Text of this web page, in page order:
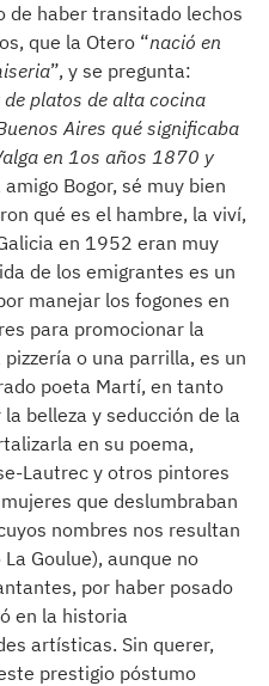
de haber transitado lechos
que la Otero “nació en
”, y se pregunta:
platos de alta cocina
Aires qué significaba
en 1os años 1870 y
amigo Bogor, sé muy bien
qué es el hambre, la viví,
en 1952 eran muy
de los emigrantes es un
manejar los fogones en
para promocionar la
o una parrilla, es un
poeta Martí, en tanto
belleza y seducción de la
en su poema,
Lautrec y otros pintores
que deslumbraban
nombres nos resultan
Goulue), aunque no
por haber posado
en la historia
artísticas. Sin querer,
prestigio póstumo